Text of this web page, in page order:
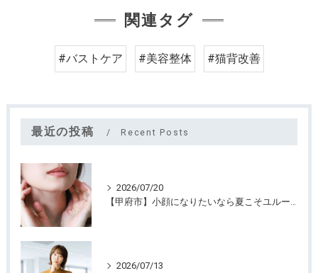
関連タグ
#バストケア #美容整体 #猫背改善
最近の投稿 Recent Posts
2026/07/20
2026/07/13